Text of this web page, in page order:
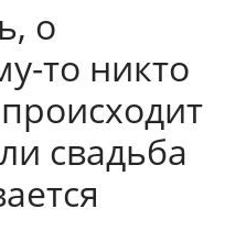
о
то никто
свадьба